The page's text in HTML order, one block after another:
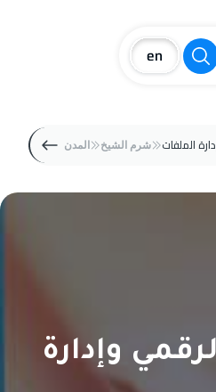
المدن شرم الشيخ الملفات
وإدارة